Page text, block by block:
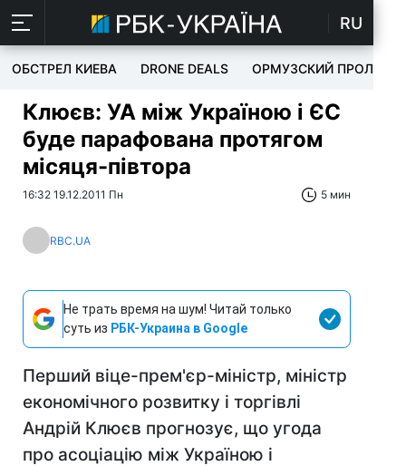
RU
ОБСТРЕЛ КИЕВА DRONE DEALS ОРМУЗСКИЙ ПРОЛИВ
Клюєв: УА між Україною і ЄС
буде парафована протягом
місяця-півтора
16:32 19.12.2011 Пн 5 мин
RBC.UA
Не трать время на шум! Читай только
суть из РБК-Украина в Google
Перший віце-прем'єр-міністр, міністр
економічного розвитку і торгівлі
Андрій Клюєв прогнозує, що угода
про асоціацію між Україною і